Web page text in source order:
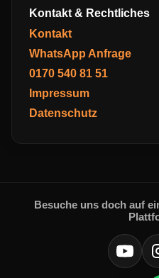
Kontakt & Rechtliches
Kontakt
WhatsApp Anfrage
0170 540 81 51
Impressum
Datenschutz
Besuche uns doch auf